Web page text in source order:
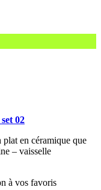
02
en céramique que
– vaisselle